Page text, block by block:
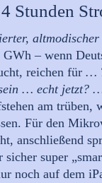
Stunden
altmodischer
GWh – wenn
reichen für …
… echt jetzt?
am trüben,
Für den
anschließend
sicher super
noch auf dem